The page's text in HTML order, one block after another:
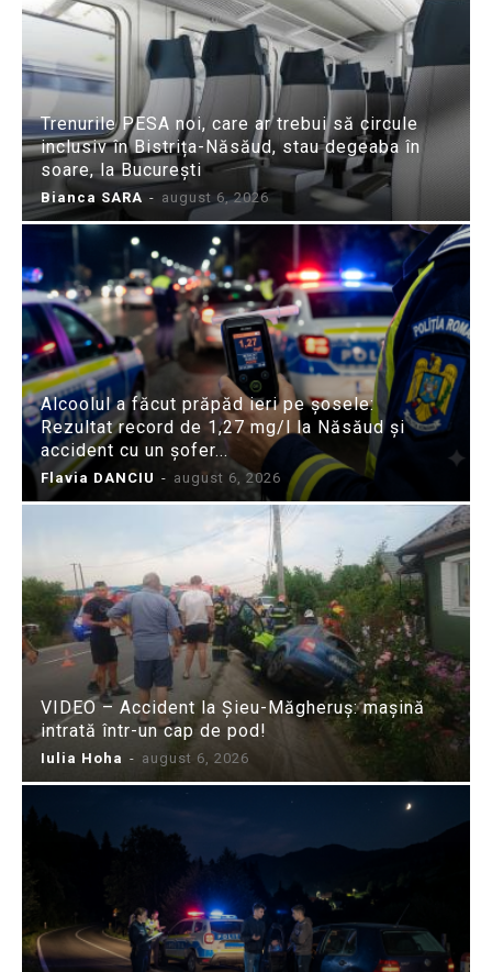
Trenurile PESA noi, care ar trebui să circule
inclusiv în Bistrița-Năsăud, stau degeaba în
soare, la București
Bianca SARA - august 6, 2026
Alcoolul a făcut prăpăd ieri pe șosele:
Rezultat record de 1,27 mg/l la Năsăud și
accident cu un șofer...
Flavia DANCIU - august 6, 2026
VIDEO – Accident la Șieu-Măgheruș: mașină
intrată într-un cap de pod!
Iulia Hoha - august 6, 2026